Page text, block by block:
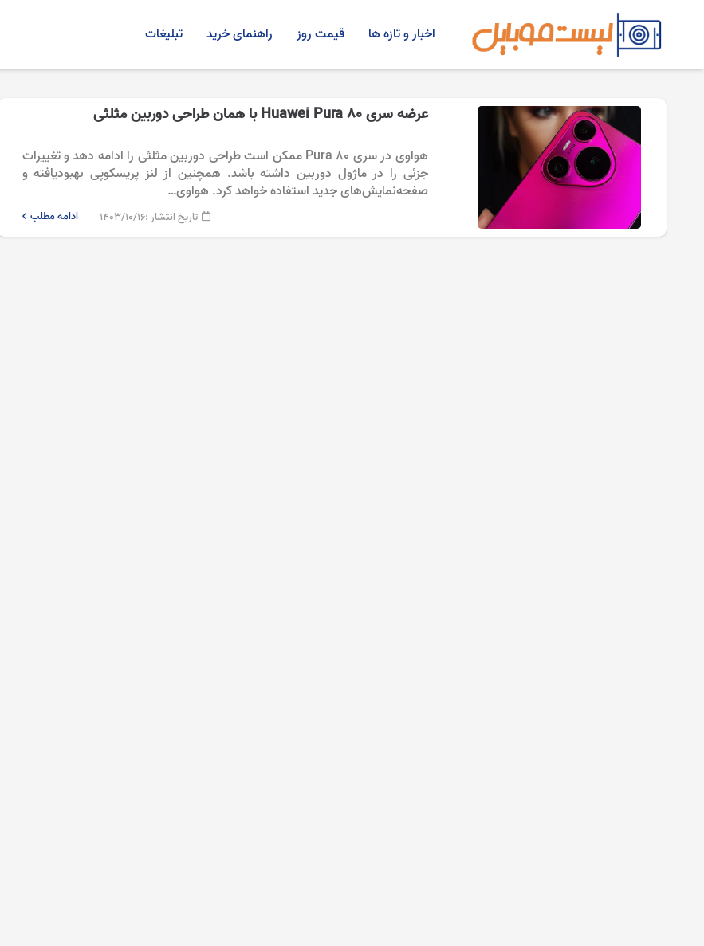
اخبار و تازه ها قیمت روز راهنمای خرید تبلیغات
عرضه سری Huawei Pura 80 با همان طراحی دوربین مثلثی
هواوی در سری Pura 80 ممکن است طراحی دوربین مثلثی را ادامه دهد و تغییرات
جزئی را در ماژول دوربین داشته باشد. همچنین از لنز پریسکوپی بهبودیافته و
صفحه‌نمایش‌های جدید استفاده خواهد کرد. هواوی…
تاریخ انتشار :۱۴۰۳/۱۰/۱۶ ادامه مطلب